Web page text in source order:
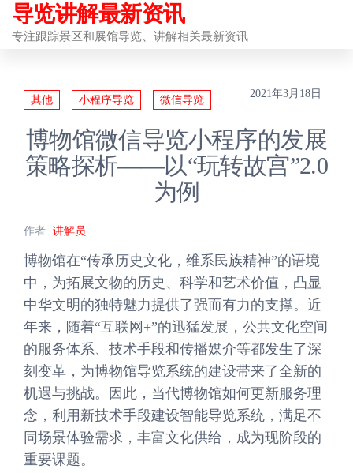
前
往
导览讲解最新资讯
专注跟踪景区和展馆导览、讲解相关最新资讯
其他 小程序导览 微信导览
2021年3月18日
博物馆微信导览小程序的发展
策略探析——以“玩转故宫”2.0
为例
作者 讲解员
博物馆在“传承历史文化，维系民族精神”的语境
中，为拓展文物的历史、科学和艺术价值，凸显
中华文明的独特魅力提供了强而有力的支撑。近
年来，随着“互联网+”的迅猛发展，公共文化空间
的服务体系、技术手段和传播媒介等都发生了深
刻变革，为博物馆导览系统的建设带来了全新的
机遇与挑战。因此，当代博物馆如何更新服务理
念，利用新技术手段建设智能导览系统，满足不
同场景体验需求，丰富文化供给，成为现阶段的
重要课题。